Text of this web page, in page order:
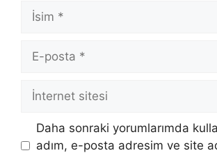
İsim
posta
İnternet
Daha sonraki yorumlarımda
adım, e-posta adresim ve site